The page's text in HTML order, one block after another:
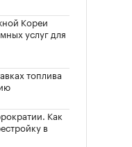
Кореи
услуг для
топлива
Как
в